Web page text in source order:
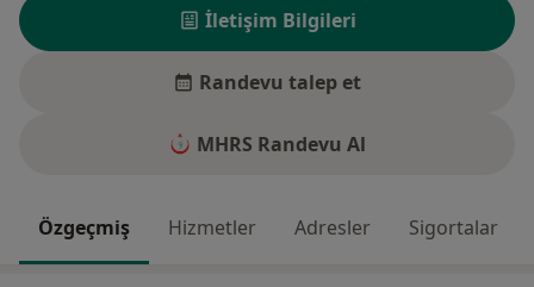
İletişim Bilgileri
Randevu talep et
MHRS Randevu Al
Özgeçmiş Hizmetler Adresler Sigortalar